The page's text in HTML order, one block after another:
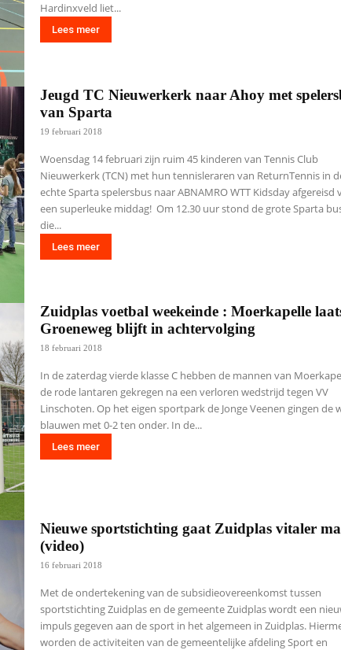
Hardinxveld liet...
Lees meer
Jeugd TC Nieuwerkerk naar Ahoy met
van Sparta
19 februari 2018
Woensdag 14 februari zijn ruim 45 kinderen van Tennis Club
Nieuwerkerk (TCN) met hun tennisleraren van ReturnTennis in
echte Sparta spelersbus naar ABNAMRO WTT Kidsday afgereisd
een superleuke middag! Om 12.30 uur stond de grote Sparta
die...
Lees meer
Zuidplas voetbal weekeinde : Moerkapelle
Groeneweg blijft in achtervolging
18 februari 2018
In de zaterdag vierde klasse C hebben de mannen van
de rode lantaren gekregen na een verloren wedstrijd tegen VV
Linschoten. Op het eigen sportpark de Jonge Veenen gingen de
blauwen met 0-2 ten onder. In de...
Lees meer
Nieuwe sportstichting gaat Zuidplas vitaler
(video)
16 februari 2018
Met de ondertekening van de subsidieovereenkomst tussen
sportstichting Zuidplas en de gemeente Zuidplas wordt een
impuls gegeven aan de sport in het algemeen in Zuidplas.
worden de activiteiten van de gemeentelijke afdeling Sport en